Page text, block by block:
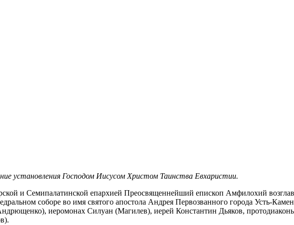
установления Господом Иисусом Христом Таинства Евхаристии.
и Семипалатинской епархией Преосвященнейший епископ Амфилохий
соборе во имя святого апостола Андрея Первозванного города Усть-
иеромонах Силуан (Магилев), иерей Константин Дьяков,